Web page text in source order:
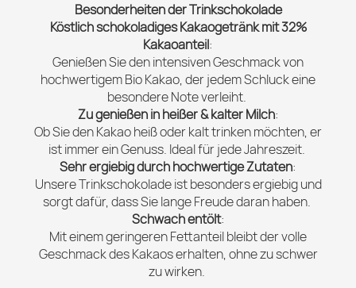
Besonderheiten der Trinkschokolade
Köstlich schokoladiges Kakaogetränk mit 32%
Kakaoanteil:
Genießen Sie den intensiven Geschmack von
hochwertigem Bio Kakao, der jedem Schluck eine
besondere Note verleiht.
Zu genießen in heißer & kalter Milch:
Ob Sie den Kakao heiß oder kalt trinken möchten, er
ist immer ein Genuss. Ideal für jede Jahreszeit.
Sehr ergiebig durch hochwertige Zutaten:
Unsere Trinkschokolade ist besonders ergiebig und
sorgt dafür, dass Sie lange Freude daran haben.
Schwach entölt:
Mit einem geringeren Fettanteil bleibt der volle
Geschmack des Kakaos erhalten, ohne zu schwer
zu wirken.